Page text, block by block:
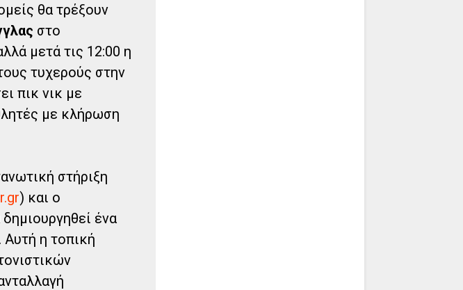
θα τρέξουν
στο
μετά τις 12:00 η
τυχερούς στην
πικ νικ με
με κλήρωση
στήριξη
) και ο
ένα
Αυτή η τοπική